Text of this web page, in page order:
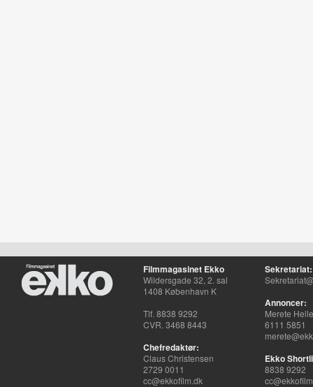
Filmmagasinet Ekko
Wildersgade 32, 2. sal
1408 København K
Tlf. 8838 9292
CVR. 3468 8443
Chefredaktør:
Claus Christensen
2729 0011
cc@ekkofilm.dk
Sekretariat:
Annoncer:
Merete
6111 5851
Ekko
8838 9292